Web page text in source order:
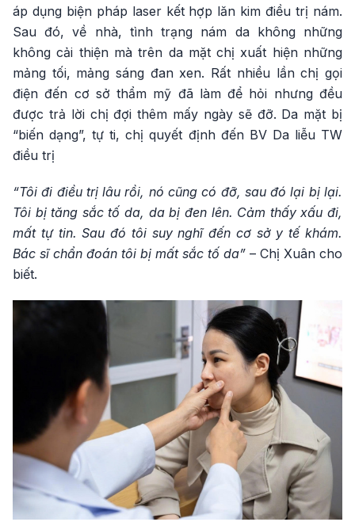
áp dụng biện pháp laser kết hợp lăn kim điều trị nám.
Sau đó, về nhà, tình trạng nám da không những
không cải thiện mà trên da mặt chị xuất hiện những
mảng tối, mảng sáng đan xen. Rất nhiều lần chị gọi
điện đến cơ sở thẩm mỹ đã làm để hỏi nhưng đều
được trả lời chị đợi thêm mấy ngày sẽ đỡ. Da mặt bị
“biến dạng”, tự ti, chị quyết định đến BV Da liễu TW
điều trị
“Tôi đi điều trị lâu rồi, nó cũng có đỡ, sau đó lại bị lại.
Tôi bị tăng sắc tố da, da bị đen lên. Cảm thấy xấu đi,
mất tự tin. Sau đó tôi suy nghĩ đến cơ sở y tế khám.
Bác sĩ chẩn đoán tôi bị mất sắc tố da” – Chị Xuân cho
biết.